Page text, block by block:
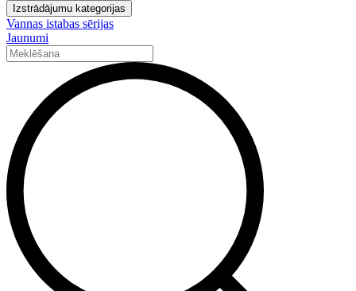
Izstrādājumu kategorijas
Vannas istabas sērijas
Jaunumi